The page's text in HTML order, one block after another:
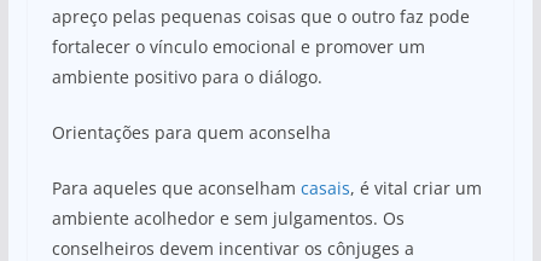
apreço pelas pequenas coisas que o outro faz pode
fortalecer o vínculo emocional e promover um
ambiente positivo para o diálogo.
Orientações para quem aconselha
Para aqueles que aconselham casais, é vital criar um
ambiente acolhedor e sem julgamentos. Os
conselheiros devem incentivar os cônjuges a